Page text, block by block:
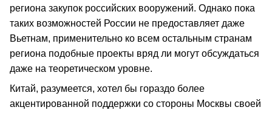
региона закупок российских вооружений. Однако пока
таких возможностей России не предоставляет даже
Вьетнам, применительно ко всем остальным странам
региона подобные проекты вряд ли могут обсуждаться
даже на теоретическом уровне.
Китай, разумеется, хотел бы гораздо более
акцентированной поддержки со стороны Москвы своей